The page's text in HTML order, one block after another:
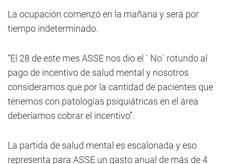
La ocupación comenzó en la mañana y será por
tiempo indeterminado.
“El 28 de este mes ASSE nos dio el ` No´ rotundo al
pago de incentivo de salud mental y nosotros
consideramos que por la cantidad de pacientes que
tenemos con patologías psiquiátricas en el área
deberíamos cobrar el incentivo”.
La partida de salud mental es escalonada y eso
representa para ASSE un gasto anual de más de 4